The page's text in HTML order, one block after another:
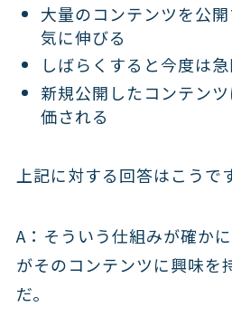
大量のコンテンツを公
気に伸びる
しばらくすると今度は
新規公開したコンテン
価される
上記に対する回答はこうで
A：そういう仕組みが確か
がそのコンテンツに興味を
だ。